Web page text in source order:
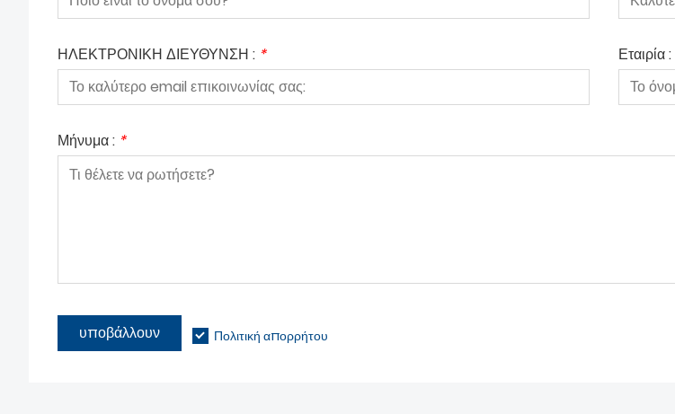
ΗΛΕΚΤΡΟΝΙΚΗ ΔΙΕΥΘΥΝΣΗ : * Εταιρία :
Μήνυμα : *
υποβάλλουν Πολιτική απορρήτου